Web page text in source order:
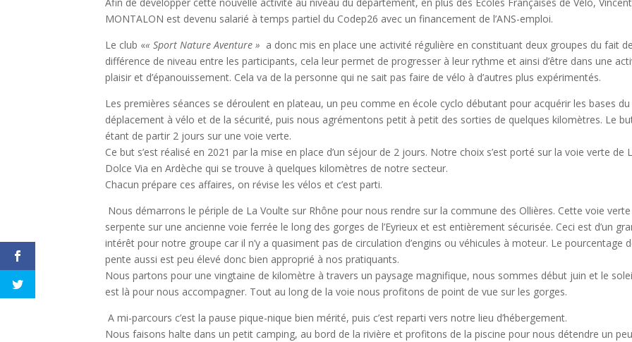
MONTALON est devenu salarié à temps partiel du Codep26 avec un financement de l’ANS-emploi.
Le club «« Sport Nature Aventure » a donc mis en place une activité régulière en constituant deux groupes du fait
différence de niveau entre les participants, cela leur permet de progresser à leur rythme et ainsi d’être dans une
plaisir et d’épanouissement. Cela va de la personne qui ne sait pas faire de vélo à d’autres plus expérimentés.
Les premières séances se déroulent en plateau, un peu comme en école cyclo débutant pour acquérir les bases du
déplacement à vélo et de la sécurité, puis nous agrémentons petit à petit des sorties de quelques kilomètres. Le
étant de partir 2 jours sur une voie verte.
Ce but s’est réalisé en 2021 par la mise en place d’un séjour de 2 jours. Notre choix s’est porté sur la voie verte de
Dolce Via en Ardèche qui se trouve à quelques kilomètres de notre secteur.
Chacun prépare ces affaires, on révise les vélos et c’est parti.
Nous démarrons le périple de La Voulte sur Rhône pour nous rendre sur la commune des Ollières. Cette voie verte
serpente sur une ancienne voie ferrée le long des gorges de l’Eyrieux et est entièrement sécurisée. Ceci est d’un
intérêt pour notre groupe car il n’y a quasiment pas de circulation d’engins ou véhicules à moteur. Le pourcentage
pente aussi est peu élevé donc bien approprié à nos pratiquants.
Nous partons pour une vingtaine de kilomètre à travers un paysage magnifique, nous sommes début juin et le
est là pour nous accompagner. Tout au long de la voie nous profitons de point de vue sur les gorges.
A mi-parcours c’est la pause pique-nique bien mérité, puis c’est reparti vers notre lieu d’hébergement.
Nous faisons halte dans un petit camping, au bord de la rivière et profitons de la piscine pour nous détendre un